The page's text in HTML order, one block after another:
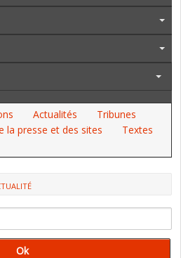
Actualités
Tribunes
la presse et des sites
Textes
DANS LE SUPÉRIEUR À